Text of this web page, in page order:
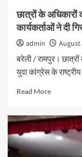
छात्रों के
कार्यकर्ताओं ने दी
admin
August
बरेली / रामपुर।
युवा कांग्रेस के
Read MoreRead
छात्रों
के
अधिकारों